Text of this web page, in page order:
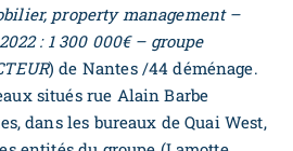
property management –
: 1 300 000€ – groupe
) de Nantes /44 déménage.
situés rue Alain Barbe
dans les bureaux de Quai West,